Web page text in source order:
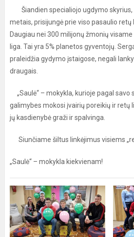
Šiandien specialiojo ugdymo skyrius,
metais, prisijungė prie viso pasaulio retų
Daugiau nei 300 milijonų žmonių
liga. Tai yra 5% planetos gyventojų.
praleidžia gydymo įstaigose, negali
draugais.
„Saulė“ – mokykla, kurioje pagal savo
galimybes mokosi įvairių poreikių ir retų
jų kasdienybė graži ir spalvinga.
Siunčiame šiltus linkėjimus visiems
„Saulė“ – mokykla kiekvienam!